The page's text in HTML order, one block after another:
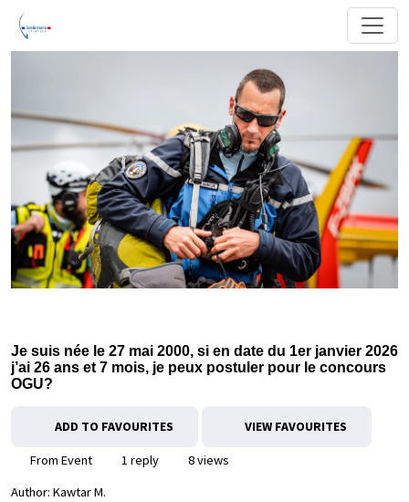
Je suis née le 27 mai 2000, si en date du 1er janvier 2026
j’ai 26 ans et 7 mois, je peux postuler pour le concours
OGU?
ADD TO FAVOURITES VIEW FAVOURITES
From Event 1 reply
8 views
Author: Kawtar M.